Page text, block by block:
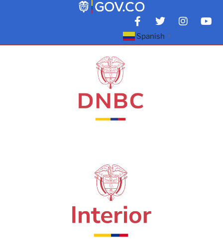
Spanish ▼